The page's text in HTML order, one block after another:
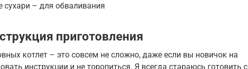
сухари – для обваливания
приготовления
котлет – это совсем не сложно, даже если вы новичок на
инструкции и не торопиться. Я всегда стараюсь готовить с